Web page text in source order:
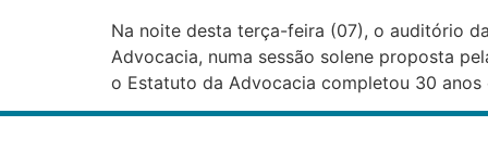
Na noite desta terça-feira (07), o auditório
Advocacia, numa sessão solene proposta
o Estatuto da Advocacia completou 30